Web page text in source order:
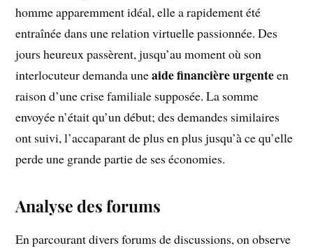
homme apparemment idéal, elle a rapidement été
entraînée dans une relation virtuelle passionnée. Des
jours heureux passèrent, jusqu’au moment où son
interlocuteur demanda uneaide financière urgenteen
raison d’une crise familiale supposée. La somme
envoyée n’était qu’un début; des demandes similaires
ont suivi, l’accaparant de plus en plus jusqu’à ce qu’elle
perde une grande partie de ses économies.
Analyse des forums
En parcourant divers forums de discussions, on observe